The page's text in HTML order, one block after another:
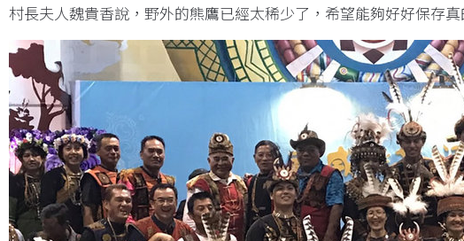
村長夫人魏貴香說，野外的熊鷹已經太稀少了，希望能夠好好保存